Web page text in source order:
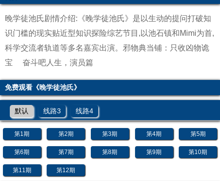
晚学徒池氏剧情介绍:《晚学徒池氏》是以生动的提问打破知
识门槛的现实贴近型知识探险综艺节目,以池石镇和Mimi为首,
科学交流者轨道等多名嘉宾出演。 邪物典当铺：只收凶物诡
宝
奋斗吧人生，演员篇
免费观看《晚学徒池氏》
默认 线路3 线路4
第1期 第2期 第3期 第4期 第5期
第6期 第7期 第8期 第9期 第10期
第11期 第12期